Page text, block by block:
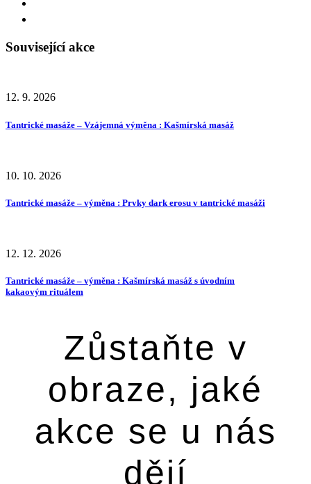
Související akce
12. 9. 2026
Tantrické masáže – Vzájemná výměna : Kašmírská masáž
10. 10. 2026
Tantrické masáže – výměna : Prvky dark erosu v tantrické masáži
12. 12. 2026
Tantrické masáže – výměna : Kašmírská masáž s úvodním
kakaovým rituálem
Zůstaňte v
obraze, jaké
akce se u nás
dějí